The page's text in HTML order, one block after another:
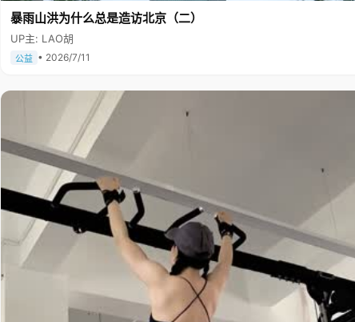
暴雨山洪为什么总是造访北京（二）
UP主: LAO胡
公益 • 2026/7/11